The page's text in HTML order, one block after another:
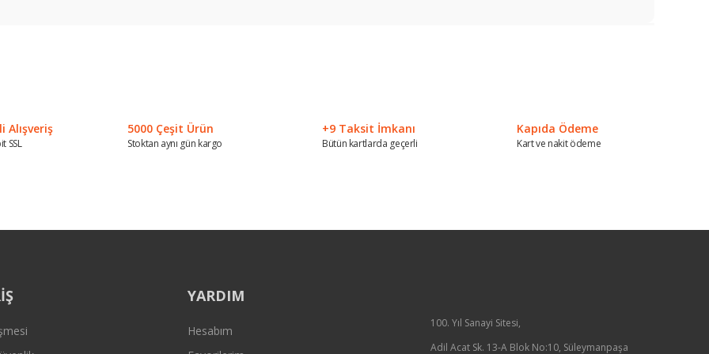
Gönder
Alışveriş
SSL
5000 Çeşit Ürün
Stoktan aynı gün kargo
+9 Taksit İmkanı
Bütün kartlarda geçerli
Kapıda Ödeme
Kart ve nakit ödeme
YARDIM
Hesabım
100. Yıl Sanayi Sitesi,
Adil Acat Sk. 13-A Blok No:10, Süleymanpaşa